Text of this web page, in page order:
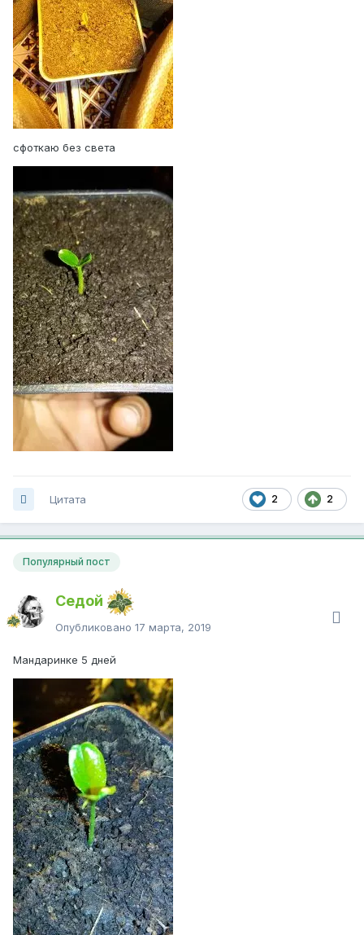
сфоткаю без света
2 2
Цитата
Популярный пост
Седой
Опубликовано 17 марта, 2019
Мандаринке 5 дней